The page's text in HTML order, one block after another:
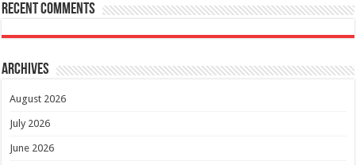
Recent Comments
Archives
August 2026
July 2026
June 2026